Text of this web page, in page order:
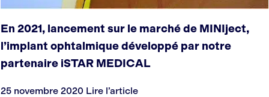
En 2021, lancement sur le marché de MINIject,
l’implant ophtalmique développé par notre
partenaire iSTAR MEDICAL
25 novembre 2020 Lire l’article